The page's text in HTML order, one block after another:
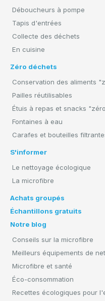
Déboucheurs à pompe
Tapis d'entrées
Collecte des déchets
En cuisine
Zéro déchets
Conservation des aliments
Pailles réutilisables
Étuis à repas et snacks
Fontaines à eau
Carafes et bouteilles
S'informer
Le nettoyage écologique
La microfibre
Achats groupés
Échantillons gratuits
Notre blog
Conseils sur la microfibre
Meilleurs équipements de
Microfibre et santé
Éco-consommation
Recettes écologiques pour